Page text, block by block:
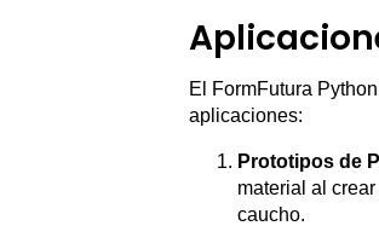
El FormFutura
aplicaciones:
Prototipos de
material al
caucho.